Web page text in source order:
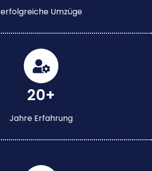
erfolgreiche Umzüge
20+
Jahre Erfahrung